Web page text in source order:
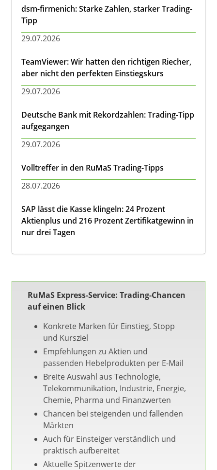
dsm-firmenich: Starke Zahlen, starker Trading-
Tipp
29.07.2026
TeamViewer: Wir hatten den richtigen Riecher,
aber nicht den perfekten Einstiegskurs
29.07.2026
Deutsche Bank mit Rekordzahlen: Trading-Tipp
aufgegangen
29.07.2026
Volltreffer in den RuMaS Trading-Tipps
28.07.2026
SAP lässt die Kasse klingeln: 24 Prozent
Aktienplus und 216 Prozent Zertifikatgewinn in
nur drei Tagen
RuMaS Express-Service: Trading-Chancen
auf einen Blick
Konkrete Marken für Einstieg, Stopp
und Kursziel
Empfehlungen zu Aktien und
passenden Hebelprodukten per E-Mail
Breite Auswahl aus Technologie,
Telekommunikation, Industrie, Energie,
Chemie, Pharma und Finanzwerten
Chancen bei steigenden und fallenden
Märkten
Auch für Einsteiger verständlich und
praktisch aufbereitet
Aktuelle Spitzenwerte der